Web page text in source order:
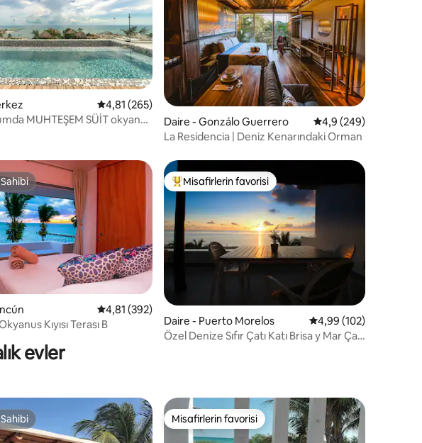
puan, 266 değerlendirme5 üzerinden ortalama 4,81 puan, 265 değerlendirme
4,81 (265)
MUHTEŞEM SÜİT okyanus
Daire - Gonzálo Guerrero 5 üzerinden ortalama
4,9 (249)
La Residencia | Deniz Kenarındaki Orman
puan, 731 değerlendirme5 üzerinden ortalama 4,81 puan, 392 değerlendirme
4,81 (392)
Kıyısı Terası B
Misafirlerin favorilerinden en beğenilenler arasında
Misafirlerin favorisi
Daire - Puerto Morelos 5 üzerinden ortalama
4,99 (102)
Özel Denize Sıfır Çatı Katı Brisa y Mar Çatı
evler
Misafirlerin favorisi
Misafirlerin favorisi